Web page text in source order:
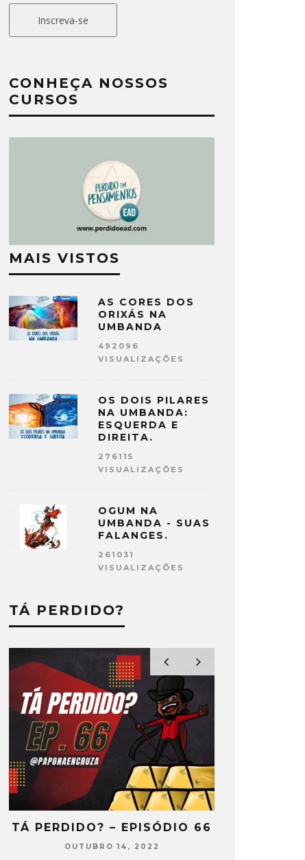
Inscreva-se
CONHEÇA NOSSOS
CURSOS
MAIS VISTOS
AS CORES DOS
ORIXÁS NA
UMBANDA
492096
VISUALIZAÇÕES
OS DOIS PILARES
NA UMBANDA:
ESQUERDA E
DIREITA.
276115
VISUALIZAÇÕES
OGUM NA
UMBANDA - SUAS
FALANGES.
261031
VISUALIZAÇÕES
TÁ PERDIDO?
TÁ PERDIDO? – EPISÓDIO 66
OUTUBRO 14, 2022